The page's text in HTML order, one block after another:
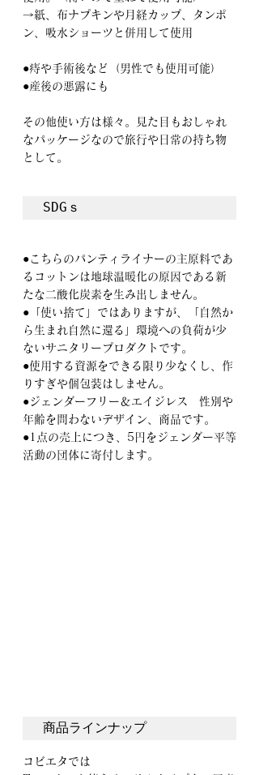
→紙、布ナプキンや月経カップ、タンポ
ン、吸水ショーツと併用して使用
●痔や手術後など（男性でも使用可能）
●産後の悪露にも
その他使い方は様々。見た目もおしゃれ
なパッケージなので旅行や日常の持ち物
として。
SDGｓ
●こちらのパンティライナーの主原料であ
るコットンは地球温暖化の原因である新
たな二酸化炭素を生み出しません。
●「使い捨て」ではありますが、「自然か
ら生まれ自然に還る」環境への負荷が少
ないサニタリープロダクトです。
●使用する資源をできる限り少なくし、作
りすぎや個包装はしません。
●ジェンダーフリー＆エイジレス　性別や
年齢を問わないデザイン、商品です。
●1点の売上につき、5円をジェンダー平等
活動の団体に寄付します。
商品ラインナップ
コビエタでは